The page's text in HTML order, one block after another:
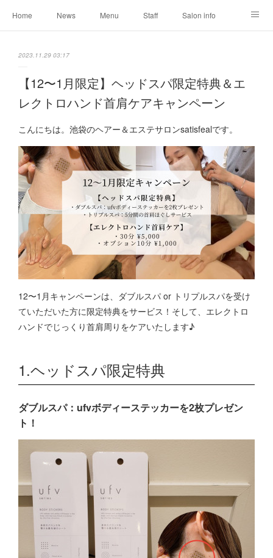
Home News Menu Staff Salon info
2023.11.29 03:17
【12〜1月限定】ヘッドスパ限定特典＆エ
レクトロハンド首肩ケアキャンペーン
こんにちは。池袋のヘアー＆エステサロンsatisfealです。
12〜1月キャンペーンは、ダブルスパ or トリプルスパを受け
ていただいた方に限定特典をサービス！そして、エレクトロ
ハンドでじっくり首肩周りをケアいたします♪
1.ヘッドスパ限定特典
ダブルスパ：ufvボディーステッカーを2枚プレゼン
ト！